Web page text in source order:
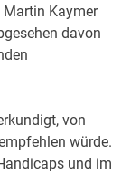
Martin Kaymer
davon
von
würde.
und im